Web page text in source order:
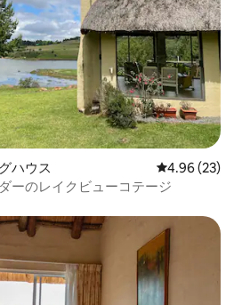
ハウス レビュー23
4.96 (23)
ーのレイクビューコテージ